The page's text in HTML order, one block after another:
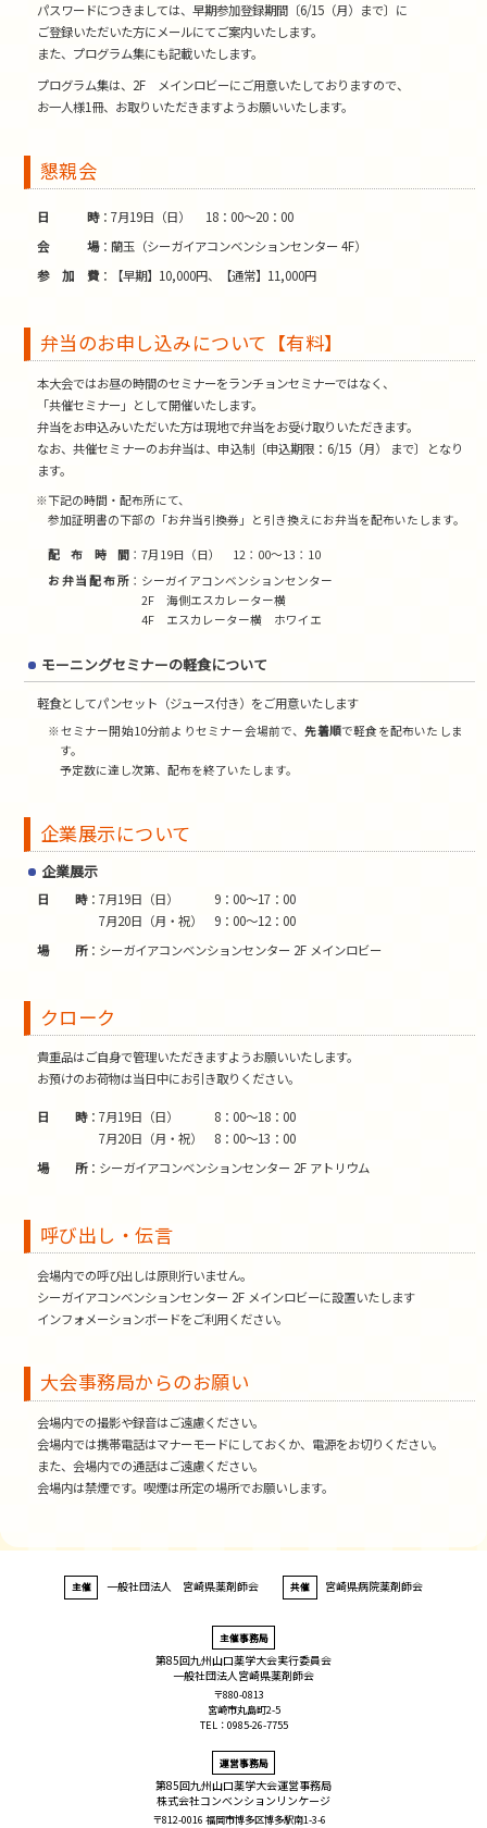
パスワードにつきましては、早期参加登録期間〔6/15（月）まで〕に
ご登録いただいた方にメールにてご案内いたします。
また、プログラム集にも記載いたします。
プログラム集は、2F メインロビーにご用意いたしておりますので、
お一人様1冊、お取りいただきますようお願いいたします。
懇親会
日時
7月19日（日） 18：00～20：00
会場
蘭玉（シーガイアコンベンションセンター 4F）
参加費
【早期】10,000円、【通常】11,000円
弁当のお申し込みについて【有料】
本大会ではお昼の時間のセミナーをランチョンセミナーではなく、
「共催セミナー」として開催いたします。
弁当をお申込みいただいた方は現地で弁当をお受け取りいただきます。
なお、共催セミナーのお弁当は、申込制〔申込期限：6/15（月） まで〕となり
ます。
※下記の時間・配布所にて、
参加証明書の下部の「お弁当引換券」と引き換えにお弁当を配布いたします。
配布時間
7月19日（日） 12：00～13：10
お弁当配布所
シーガイアコンベンションセンター
2F 海側エスカレーター横
4F エスカレーター横 ホワイエ
モーニングセミナーの軽食について
軽食としてパンセット（ジュース付き）をご用意いたします
※セミナー開始10分前よりセミナー会場前で、先着順で軽食を配布いたしま
す。
予定数に達し次第、配布を終了いたします。
企業展示について
企業展示
日時
7月19日（日） 9：00～17：00
7月20日（月・祝） 9：00～12：00
場所
シーガイアコンベンションセンター 2F メインロビー
クローク
貴重品はご自身で管理いただきますようお願いいたします。
お預けのお荷物は当日中にお引き取りください。
日時
7月19日（日） 8：00～18：00
7月20日（月・祝） 8：00～13：00
場所
シーガイアコンベンションセンター 2F アトリウム
呼び出し・伝言
会場内での呼び出しは原則行いません。
シーガイアコンベンションセンター 2F メインロビーに設置いたします
インフォメーションボードをご利用ください。
大会事務局からのお願い
会場内での撮影や録音はご遠慮ください。
会場内では携帯電話はマナーモードにしておくか、電源をお切りください。
また、会場内での通話はご遠慮ください。
会場内は禁煙です。喫煙は所定の場所でお願いします。
主催 一般社団法人 宮崎県薬剤師会 共催 宮崎県病院薬剤師会
主催事務局
第85回九州山口薬学大会実行委員会
一般社団法人宮崎県薬剤師会
〒880-0813
宮崎市丸島町2-5
TEL：0985-26-7755
運営事務局
第85回九州山口薬学大会運営事務局
株式会社コンべンションリンケージ
〒812-0016 福岡市博多区博多駅南1-3-6